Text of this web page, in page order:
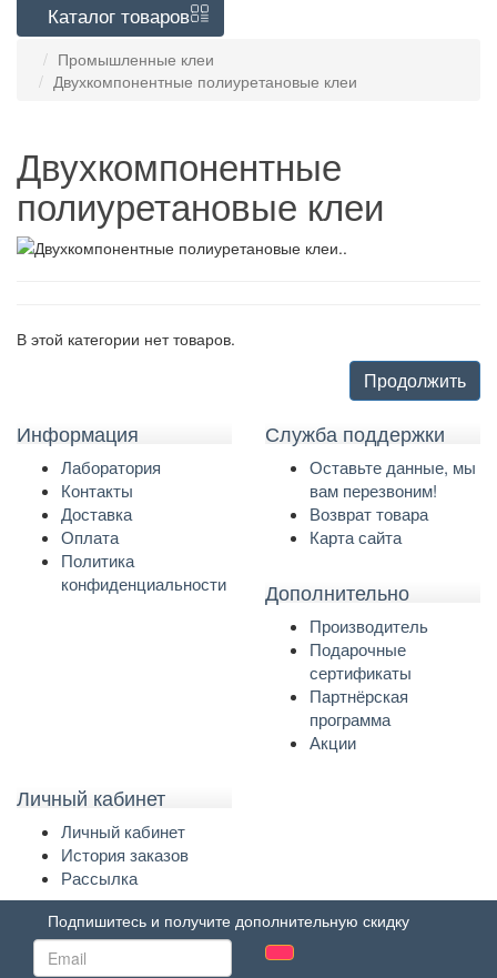
Каталог товаров
Промышленные клеи
Двухкомпонентные полиуретановые клеи
Двухкомпонентные
полиуретановые клеи
..
В этой категории нет товаров.
Продолжить
Информация
Лаборатория
Контакты
Доставка
Оплата
Политика
конфиденциальности
Служба поддержки
Оставьте данные, мы
вам перезвоним!
Возврат товара
Карта сайта
Дополнительно
Производитель
Подарочные
сертификаты
Партнёрская
программа
Акции
Личный кабинет
Личный кабинет
История заказов
Рассылка
Подпишитесь и получите дополнительную скидку